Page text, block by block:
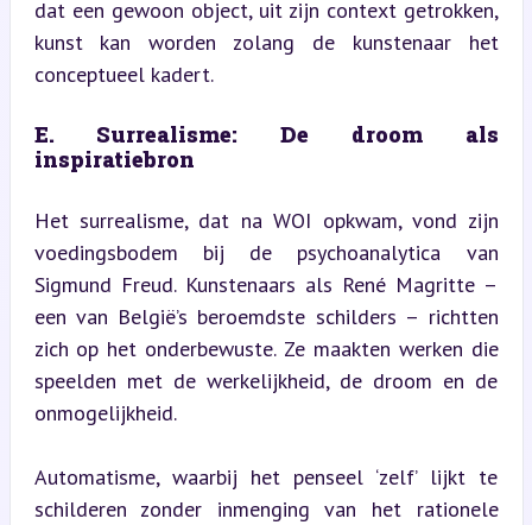
dat een gewoon object, uit zijn context getrokken,
kunst kan worden zolang de kunstenaar het
conceptueel kadert.
E. Surrealisme: De droom als
inspiratiebron
Het surrealisme, dat na WOI opkwam, vond zijn
voedingsbodem bij de psychoanalytica van
Sigmund Freud. Kunstenaars als René Magritte –
een van België’s beroemdste schilders – richtten
zich op het onderbewuste. Ze maakten werken die
speelden met de werkelijkheid, de droom en de
onmogelijkheid.
Automatisme, waarbij het penseel ‘zelf’ lijkt te
schilderen zonder inmenging van het rationele